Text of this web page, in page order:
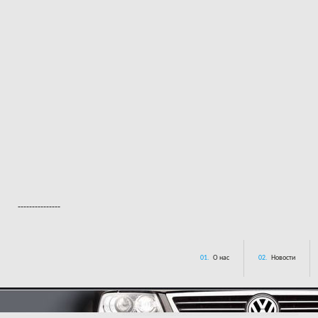
---------------
01. О нас 02. Новости